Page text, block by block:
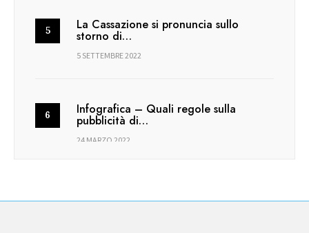
La Cassazione si pronuncia sullo
storno di…
5 SETTEMBRE 2022
Infografica – Quali regole sulla
pubblicità di…
24 MARZO 2022